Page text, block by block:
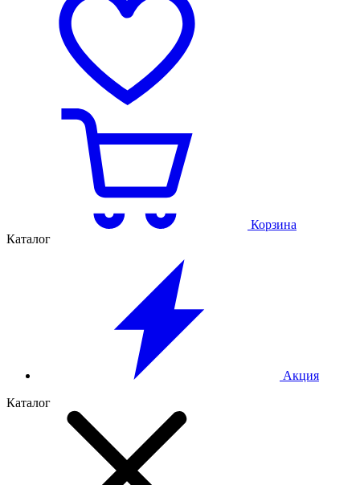
Корзина
Каталог
Акция
Каталог